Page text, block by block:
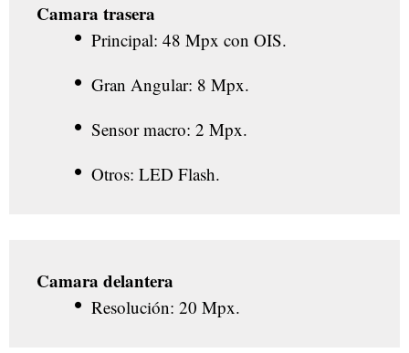
Camara trasera
Principal: 48 Mpx con OIS.
Gran Angular: 8 Mpx.
Sensor macro: 2 Mpx.
Otros: LED Flash.
Camara delantera
Resolución: 20 Mpx.